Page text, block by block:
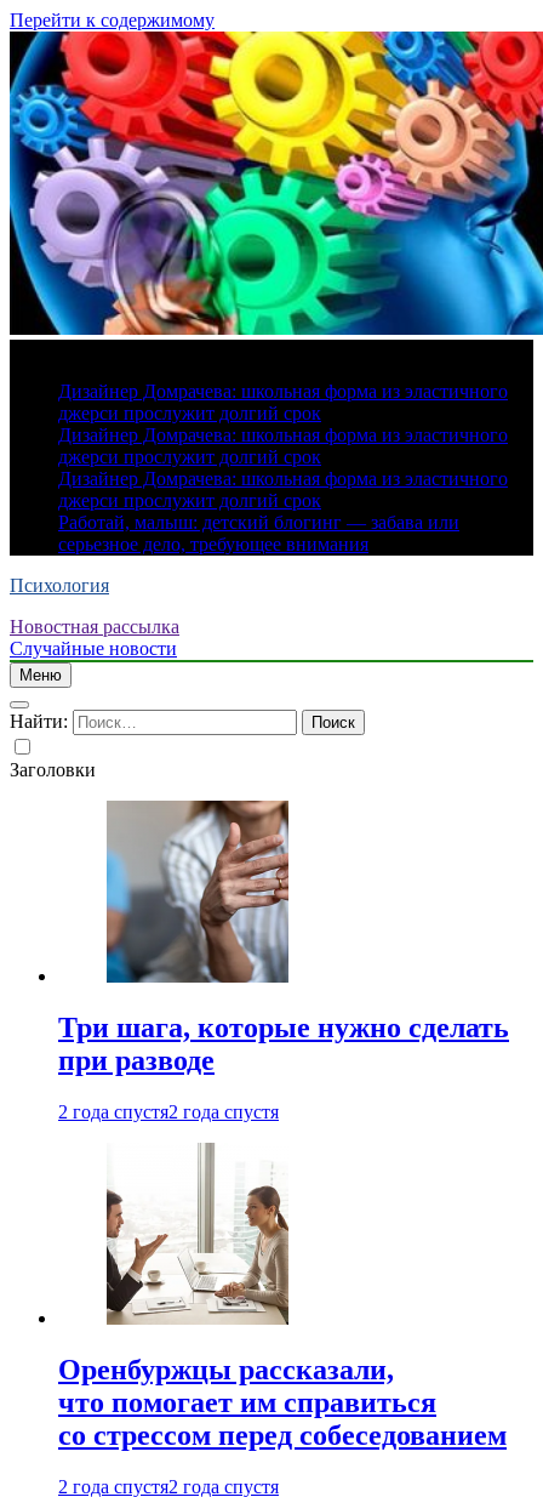
Перейти к содержимому
Дизайнер Домрачева: школьная форма из эластичного
джерси прослужит долгий срок
Дизайнер Домрачева: школьная форма из эластичного
джерси прослужит долгий срок
Дизайнер Домрачева: школьная форма из эластичного
джерси прослужит долгий срок
Работай, малыш: детский блогинг — забава или
серьезное дело, требующее внимания
Психология
Новостная рассылка
Случайные новости
Меню
Найти:
Заголовки
Три шага, которые нужно сделать
при разводе
2 года спустя2 года спустя
Оренбуржцы рассказали,
что помогает им справиться
со стрессом перед собеседованием
2 года спустя2 года спустя